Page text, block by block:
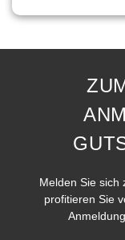
Melden Sie sich
profitieren Sie